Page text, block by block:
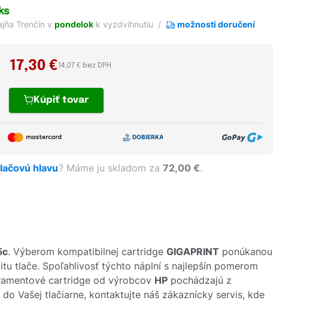
Trenčín vpondelok k vyzdvihnutiu možnosti doručení
17,30 € 14,07 € bez DPH
Kúpiťtovar
hlavu? Máme ju skladom za72,00 €.
. Výberom kompatibilnej cartridge GIGAPRINT ponúkanou
tlače. Spoľahlivosť týchto náplní s najlepšín pomerom
cartridge od výrobcov HP pochádzajú z
Vašej tlačiarne, kontaktujte náš zákaznícky servis, kde